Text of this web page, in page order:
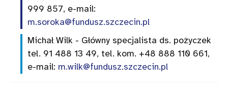
999 857, e-mail:
m.soroka@fundusz.szczecin.pl
Michał Wilk - Główny specjalista ds. pożyczek
tel. 91 488 13 49, tel. kom. +48 888 110 661,
e-mail: m.wilk@fundusz.szczecin.pl